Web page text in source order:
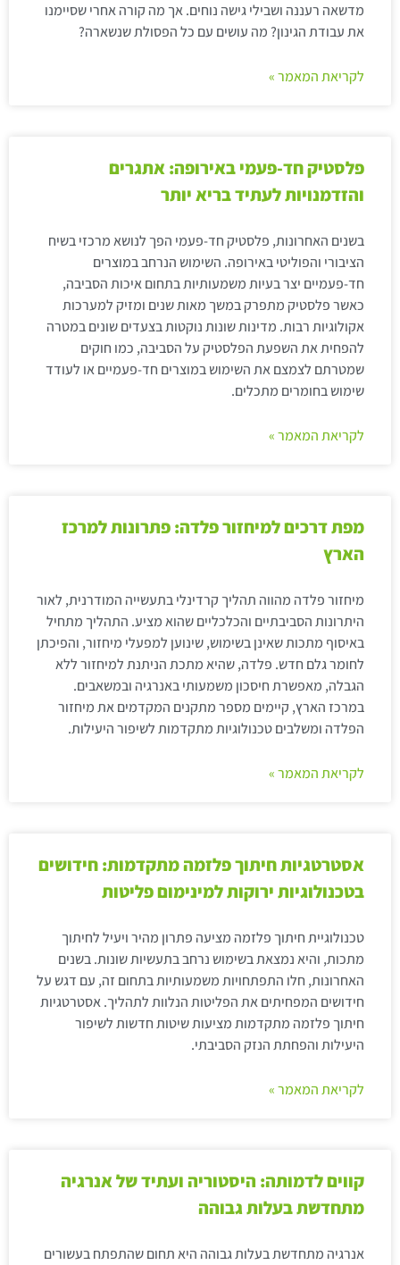
מדשאה רעננה ושבילי גישה נוחים. אך מה קורה אחרי שסיימנו
את עבודת הגינון? מה עושים עם כל הפסולת שנשארה?
לקריאת המאמר »
פלסטיק חד-פעמי באירופה: אתגרים
והזדמנויות לעתיד בריא יותר
בשנים האחרונות, פלסטיק חד-פעמי הפך לנושא מרכזי בשיח
הציבורי והפוליטי באירופה. השימוש הנרחב במוצרים
חד-פעמיים יצר בעיות משמעותיות בתחום איכות הסביבה,
כאשר פלסטיק מתפרק במשך מאות שנים ומזיק למערכות
אקולוגיות רבות. מדינות שונות נוקטות בצעדים שונים במטרה
להפחית את השפעת הפלסטיק על הסביבה, כמו חוקים
שמטרתם לצמצם את השימוש במוצרים חד-פעמיים או לעודד
שימוש בחומרים מתכלים.
לקריאת המאמר »
מפת דרכים למיחזור פלדה: פתרונות למרכז
הארץ
מיחזור פלדה מהווה תהליך קרדינלי בתעשייה המודרנית, לאור
היתרונות הסביבתיים והכלכליים שהוא מציע. התהליך מתחיל
באיסוף מתכות שאינן בשימוש, שינוען למפעלי מיחזור, והפיכתן
לחומר גלם חדש. פלדה, שהיא מתכת הניתנת למיחזור ללא
הגבלה, מאפשרת חיסכון משמעותי באנרגיה ובמשאבים.
במרכז הארץ, קיימים מספר מתקנים המקדמים את מיחזור
הפלדה ומשלבים טכנולוגיות מתקדמות לשיפור היעילות.
לקריאת המאמר »
אסטרטגיות חיתוך פלזמה מתקדמות: חידושים
בטכנולוגיות ירוקות למינימום פליטות
טכנולוגיית חיתוך פלזמה מציעה פתרון מהיר ויעיל לחיתוך
מתכות, והיא נמצאת בשימוש נרחב בתעשיות שונות. בשנים
האחרונות, חלו התפתחויות משמעותיות בתחום זה, עם דגש על
חידושים המפחיתים את הפליטות הנלוות לתהליך. אסטרטגיות
חיתוך פלזמה מתקדמות מציעות שיטות חדשות לשיפור
היעילות והפחתת הנזק הסביבתי.
לקריאת המאמר »
קווים לדמותה: היסטוריה ועתיד של אנרגיה
מתחדשת בעלות גבוהה
אנרגיה מתחדשת בעלות גבוהה היא תחום שהתפתח בעשורים